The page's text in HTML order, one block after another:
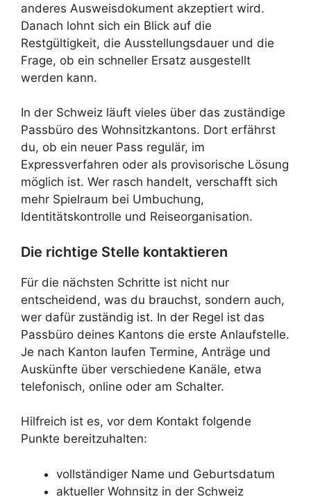
anderes Ausweisdokument akzeptiert wird.
Danach lohnt sich ein Blick auf die
Restgültigkeit, die Ausstellungsdauer und die
Frage, ob ein schneller Ersatz ausgestellt
werden kann.
In der Schweiz läuft vieles über das zuständige
Passbüro des Wohnsitzkantons. Dort erfährst
du, ob ein neuer Pass regulär, im
Expressverfahren oder als provisorische Lösung
möglich ist. Wer rasch handelt, verschafft sich
mehr Spielraum bei Umbuchung,
Identitätskontrolle und Reiseorganisation.
Die richtige Stelle kontaktieren
Für die nächsten Schritte ist nicht nur
entscheidend, was du brauchst, sondern auch,
wer dafür zuständig ist. In der Regel ist das
Passbüro deines Kantons die erste Anlaufstelle.
Je nach Kanton laufen Termine, Anträge und
Auskünfte über verschiedene Kanäle, etwa
telefonisch, online oder am Schalter.
Hilfreich ist es, vor dem Kontakt folgende
Punkte bereitzuhalten:
vollständiger Name und Geburtsdatum
aktueller Wohnsitz in der Schweiz